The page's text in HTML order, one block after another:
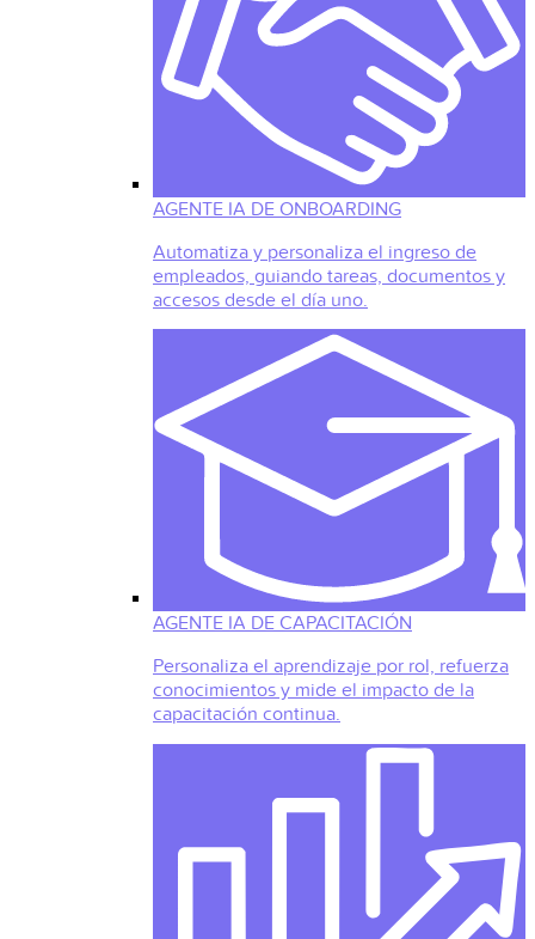
AGENTE IA DE ONBOARDING
Automatiza y personaliza el ingreso de
empleados, guiando tareas, documentos y
accesos desde el día uno.
AGENTE IA DE CAPACITACIÓN
Personaliza el aprendizaje por rol, refuerza
conocimientos y mide el impacto de la
capacitación continua.